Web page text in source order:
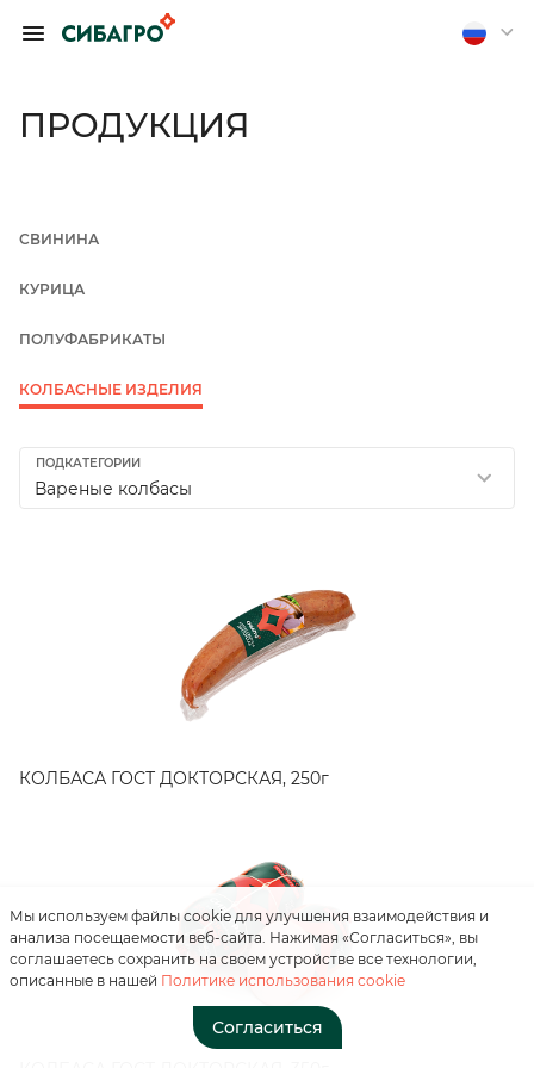
ПРОДУКЦИЯ
СВИНИНА
КУРИЦА
ПОЛУФАБРИКАТЫ
КОЛБАСНЫЕ ИЗДЕЛИЯ
Вареные колбасы
ПОДКАТЕГОРИИ
КОЛБАСА ГОСТ ДОКТОРСКАЯ, 250г
Мы используем файлы cookie для улучшения взаимодействия и
анализа посещаемости веб-сайта. Нажимая «Согласиться», вы
соглашаетесь сохранить на своем устройстве все технологии,
описанные в нашей Политике использования cookie
Согласиться
ПРАВЛЕНИЯ А.
П. ТЮТЮШЕВУ
свои контакты
Отправить анонимно
соглашаетесь с
«положением о